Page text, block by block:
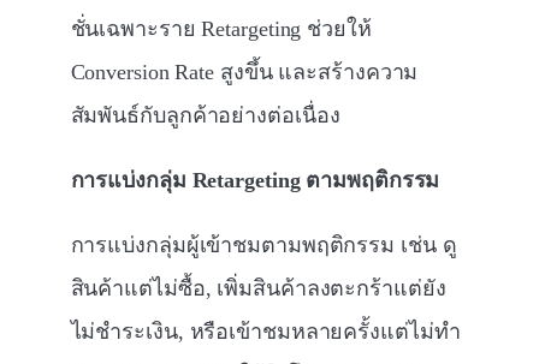
ชั่นเฉพาะราย Retargeting ช่วยให้
Conversion Rate สูงขึ้น และสร้างความ
สัมพันธ์กับลูกค้าอย่างต่อเนื่อง
การแบ่งกลุ่ม Retargeting ตามพฤติกรรม
การแบ่งกลุ่มผู้เข้าชมตามพฤติกรรม เช่น ดู
สินค้าแต่ไม่ซื้อ, เพิ่มสินค้าลงตะกร้าแต่ยัง
ไม่ชำระเงิน, หรือเข้าชมหลายครั้งแต่ไม่ทำ